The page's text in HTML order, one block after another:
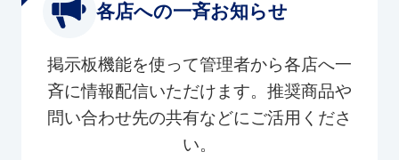
各店への一斉お知らせ
掲示板機能を使って管理者から各店へ一
斉に情報配信いただけます。推奨商品や
問い合わせ先の共有などにご活用くださ
い。